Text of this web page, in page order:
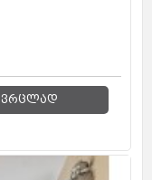
ვრცლად